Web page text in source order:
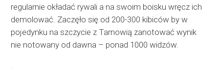
regularnie okładać rywali a na swoim boisku wręcz ich
demolować. Zaczęło się od 200-300 kibiców by w
pojedynku na szczycie z Tarnowią zanotować wynik
nie notowany od dawna – ponad 1000 widzów.